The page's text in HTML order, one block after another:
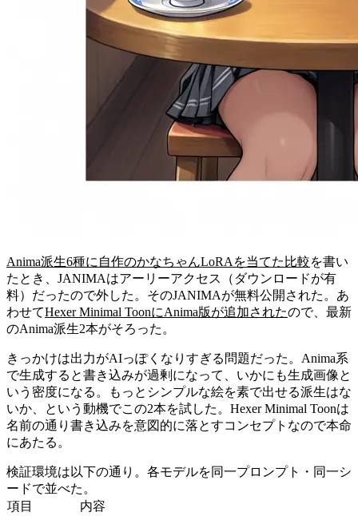
Anima派生6種に自作のかなちゃんLoRAを当てた比較を書い
たとき、JANIMAはアーリーアクセス（ダウンロードが有
料）だったので外した。そのJANIMAが無料公開された。あ
わせてHexer Minimal ToonにAnima版が追加されたので、最新
のAnima派生2本がそろった。
きっかけは出力がAIっぽくなりすぎる問題だった。Anima系
で生成すると書き込みが過剰になって、いかにも生成画像と
いう密度になる。もっとシンプルな絵を素で出せる派生はな
いか、という動機でこの2本を試した。Hexer Minimal Toonは
名前の通り書き込みを意図的に落とすコンセプトなので本命
にあたる。
検証環境は以下の通り。各モデルを同一プロンプト・同一シ
ードで並べた。
項目
内容